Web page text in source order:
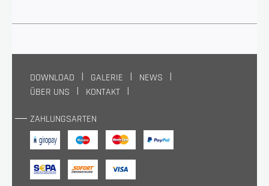
DOWNLOAD GALERIE
NEWS
ÜBER UNS
KONTAKT
ZAHLUNGSARTEN